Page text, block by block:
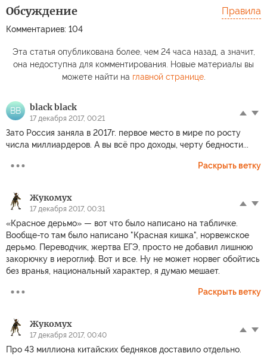
Обсуждение
Комментариев: 104
Правила
Эта статья опубликована более, чем 24 часа назад, а значит,
она недоступна для комментирования. Новые материалы вы
можете найти на главной странице.
BB black black
17 декабря 2017, 00:21
Зато Россия заняла в 2017г. первое место в мире по росту
числа миллиардеров. А вы всё про доходы, черту бедности...
Раскрыть ветку
Жукомух
17 декабря 2017, 00:31
«Красное дерьмо» — вот что было написано на табличке.
Вообще-то там было написано "Красная кишка", норвежское
дерьмо. Переводчик, жертва ЕГЭ, просто не добавил лишнюю
закорючку в иероглиф. Вот и все. Ну не может норвег обойтись
без вранья, национальный характер, я думаю мешает.
Раскрыть ветку
Жукомух
17 декабря 2017, 00:40
Про 43 миллиона китайских бедняков доставило отдельно.